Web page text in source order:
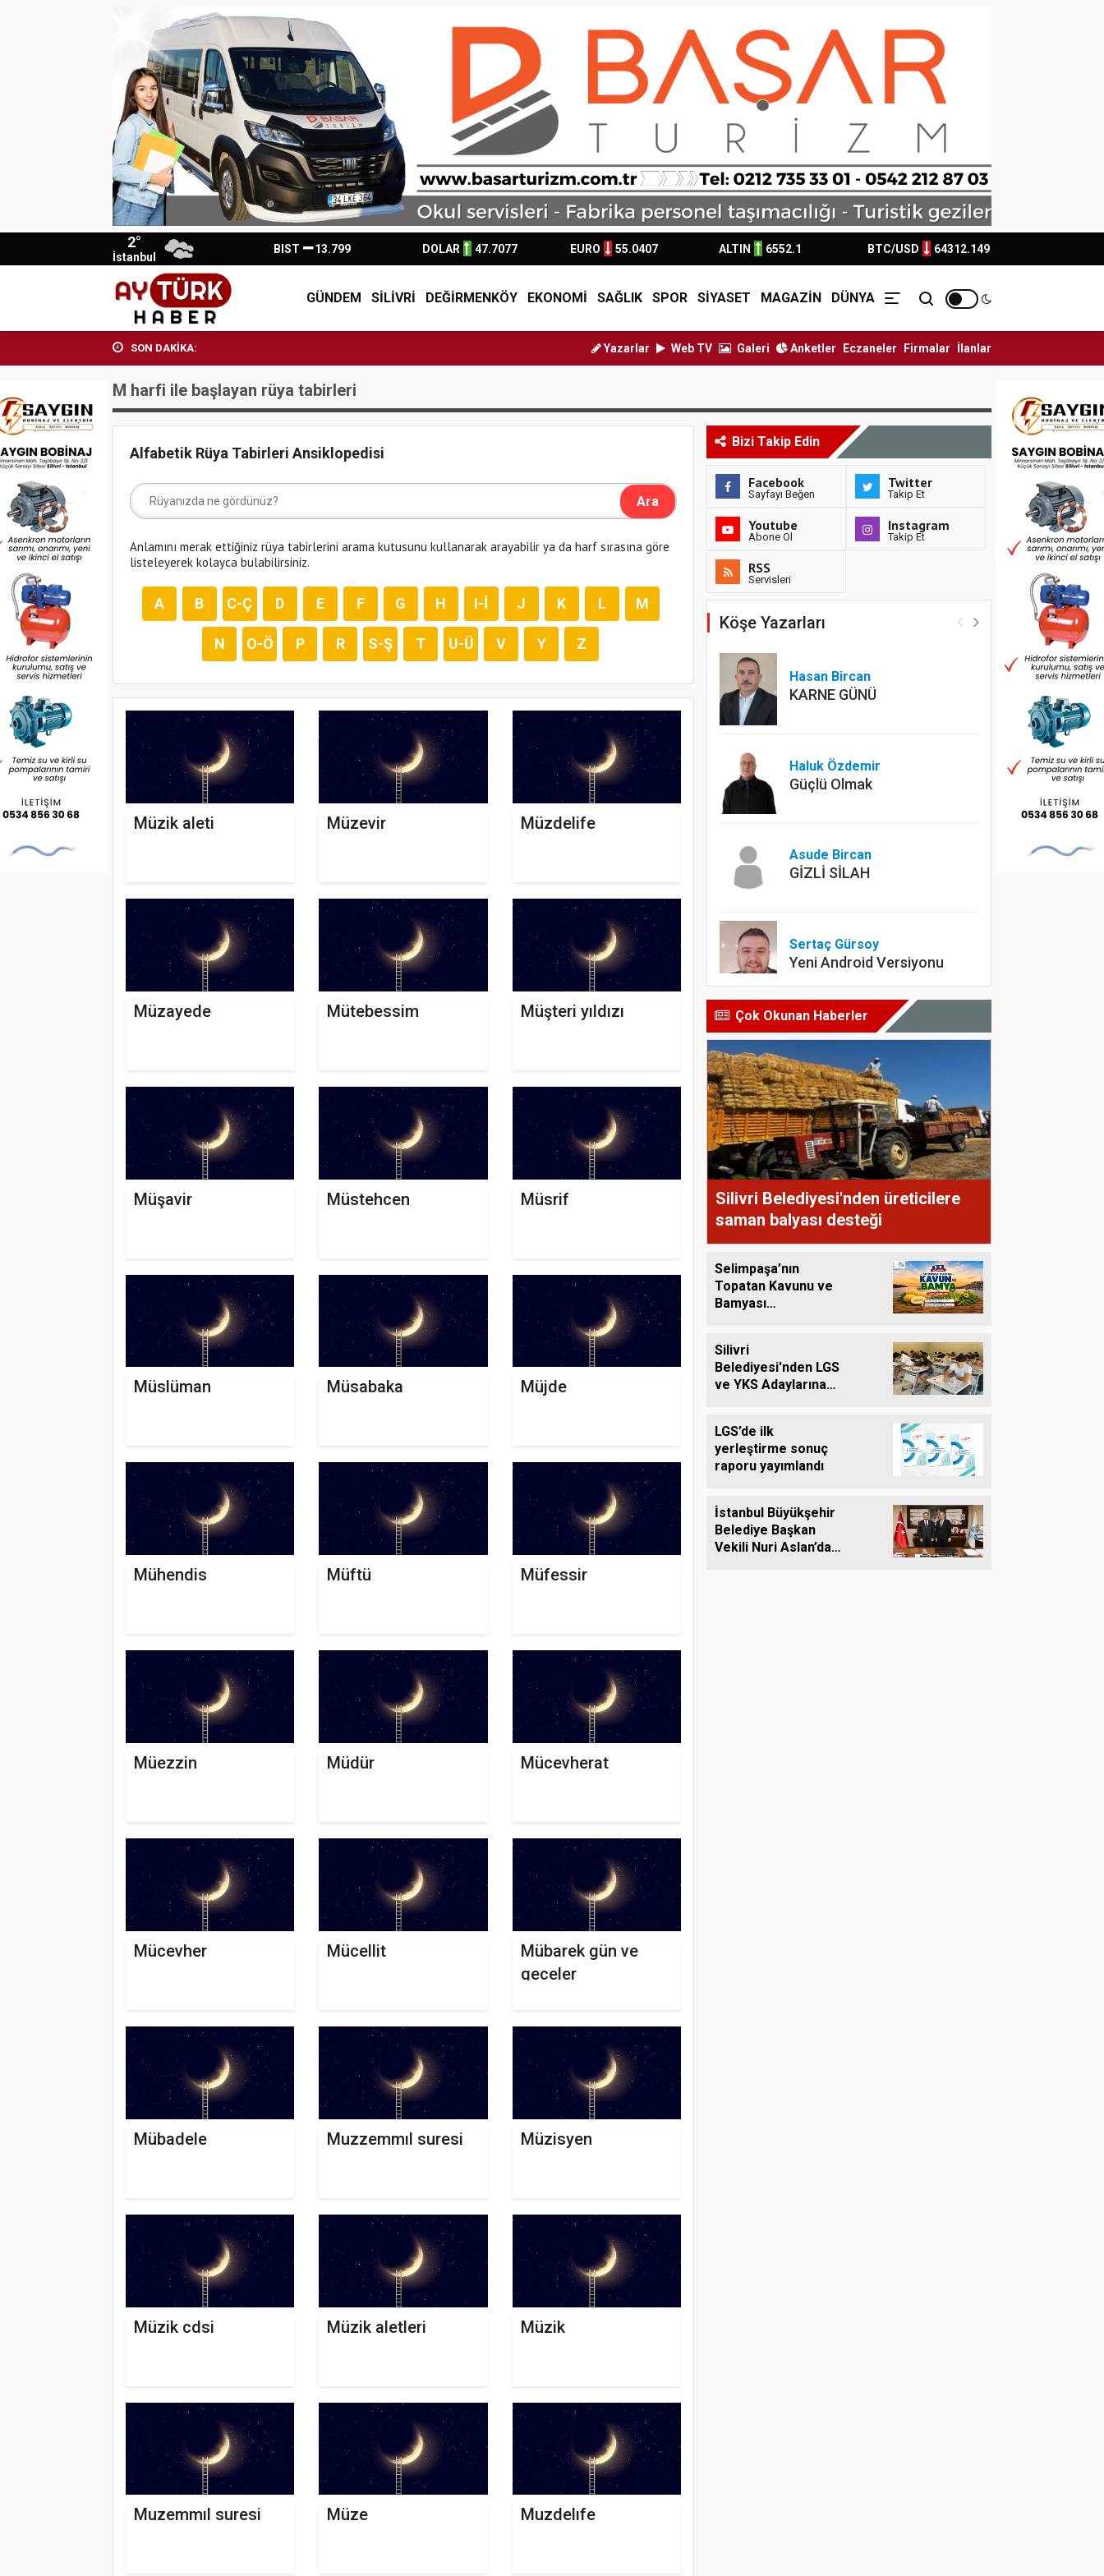
2°
İstanbul
BIST 13.799 DOLAR 47.7077 EURO 55.0407 ALTIN 6552.1 BTC/USD 64312.149
GÜNDEM SİLİVRİ DEĞİRMENKÖY EKONOMİ SAĞLIK SPOR SİYASET MAGAZİN DÜNYA
SON DAKİKA: Yazarlar Web TV Galeri Anketler Eczaneler Firmalar İlanlar
M harfi ile başlayan rüya tabirleri
Alfabetik Rüya Tabirleri Ansiklopedisi
Anlamını merak ettiğiniz rüya tabirlerini arama kutusunu kullanarak arayabilir ya da harf sırasına göre
listeleyerek kolayca bulabilirsiniz.
A B C-Ç D E F G H I-İ J K L M
N O-Ö P R S-Ş T U-Ü V Y Z
Müzik aleti Müzevir Müzdelife
Müzayede Mütebessim Müşteri yıldızı
Müşavir Müstehcen Müsrif
Müslüman Müsabaka Müjde
Mühendis Müftü Müfessir
Müezzin Müdür Mücevherat
Mücevher Mücellit
Mübarek gün ve
geceler
Mübadele Muzzemmıl suresi Müzisyen
Müzik cdsi Müzik aletleri Müzik
Muzemmıl suresi Müze Muzdelıfe
Bizi Takip Edin
Facebook
Sayfayı Beğen
Twitter
Takip Et
Youtube
Abone Ol
Instagram
Takip Et
RSS
Servisleri
Köşe Yazarları
Hasan Bircan
KARNE GÜNÜ
Haluk Özdemir
Güçlü Olmak
Asude Bircan
GİZLİ SİLAH
Sertaç Gürsoy
Yeni Android Versiyonu
Dyt. Merve Köksal
Diyet yapılırken en çok
yapılan hatalar nelerdir?
Sercan Turna
Şampiyon olacak bizim
çocuklar
Çok Okunan Haberler
Silivri Belediyesi'nden üreticilere
saman balyası desteği
Selimpaşa’nın
Topatan Kavunu ve
Bamyası
Silivri
Belediyesi'nden LGS
ve YKS Adaylarına
LGS’de ilk
yerleştirme sonuç
raporu yayımlandı
İstanbul Büyükşehir
Belediye Başkan
Vekili Nuri Aslan’dan